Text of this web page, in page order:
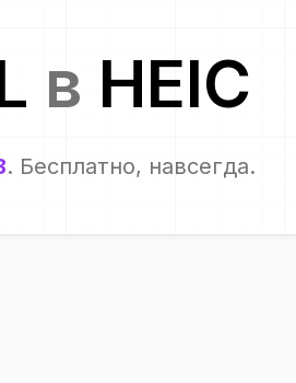
в HEIC
. Бесплатно, навсегда.